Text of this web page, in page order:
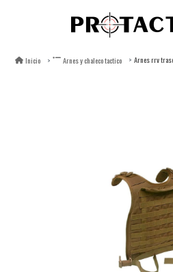
Inicio Arnes y chaleco tactico Arnes rrv